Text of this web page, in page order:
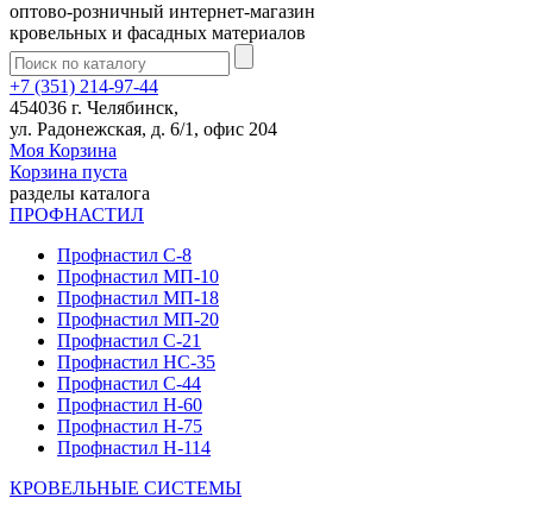
оптово-розничный интернет-магазин
кровельных и фасадных материалов
+7 (351) 214-97-44
454036 г. Челябинск,
ул. Радонежская, д. 6/1, офис 204
Моя Корзина
Корзина пуста
разделы каталога
ПРОФНАСТИЛ
Профнастил С-8
Профнастил МП-10
Профнастил МП-18
Профнастил МП-20
Профнастил С-21
Профнастил НС-35
Профнастил С-44
Профнастил Н-60
Профнастил Н-75
Профнастил Н-114
КРОВЕЛЬНЫЕ СИСТЕМЫ